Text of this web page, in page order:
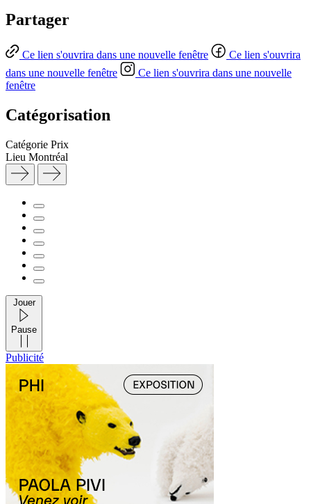
Partager
Ce lien s'ouvrira dans une nouvelle fenêtre
Ce lien s'ouvrira
dans une nouvelle fenêtre
Ce lien s'ouvrira dans une nouvelle
fenêtre
Catégorisation
Catégorie Prix
Lieu Montréal
Jouer
Pause
Publicité